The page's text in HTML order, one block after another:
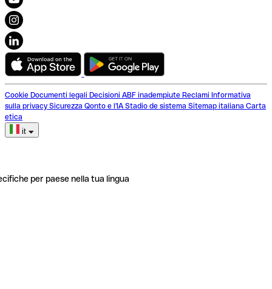
Cookie Documenti legali Decisioni ABF inadempiute Reclami Informativa
sulla privacy Sicurezza Qonto e l'IA Stadio de sistema Sitemap italiana Carta
etica
it
per paese nella tua lingua